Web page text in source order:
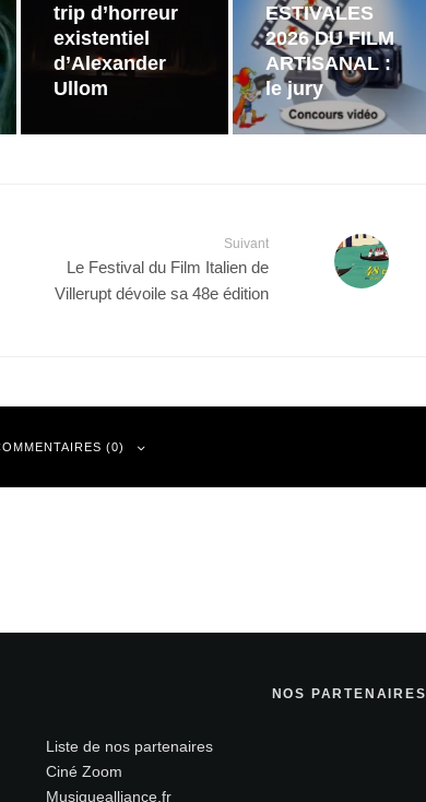
trip d’horreur
existentiel
d’Alexander
Ullom
ESTIVALES
2026 DU FILM
ARTISANAL :
le jury
Suivant
Le Festival du Film Italien de
Villerupt dévoile sa 48e édition
(0)
NOS PARTENAIRES
Liste de nos partenaires
Ciné Zoom
Musiquealliance.fr